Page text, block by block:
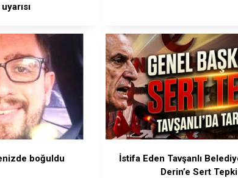
boğuldu
İstifa Eden Tavşanlı
Derin’e Sert Tepki